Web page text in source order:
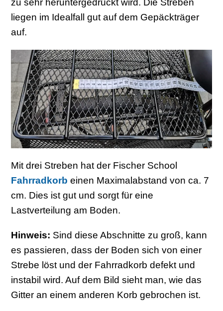
liegen im Idealfall gut auf dem Gepäckträger
auf.
Mit drei Streben hat der Fischer School
Fahrradkorb einen Maximalabstand von ca. 7
cm. Dies ist gut und sorgt für eine
Lastverteilung am Boden.
Hinweis: Sind diese Abschnitte zu groß, kann
es passieren, dass der Boden sich von einer
Strebe löst und der Fahrradkorb defekt und
instabil wird. Auf dem Bild sieht man, wie das
Gitter an einem anderen Korb gebrochen ist.